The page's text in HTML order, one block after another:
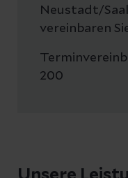
Neustadt/
vereinbaren
200